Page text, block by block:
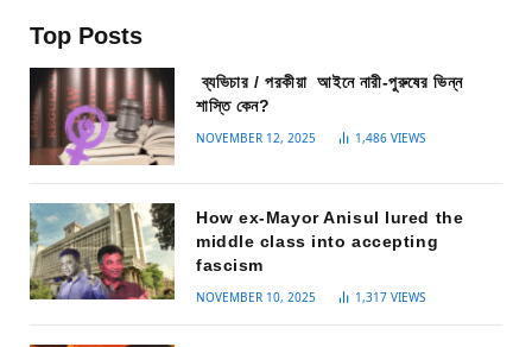
Top Posts
ব্যভিচার / পরকীয়া আইনে নারী-পুরুষের ভিন্ন
শাস্তি কেন?
NOVEMBER 12, 2025 1,486 VIEWS
How ex-Mayor Anisul lured the
middle class into accepting
fascism
NOVEMBER 10, 2025 1,317 VIEWS